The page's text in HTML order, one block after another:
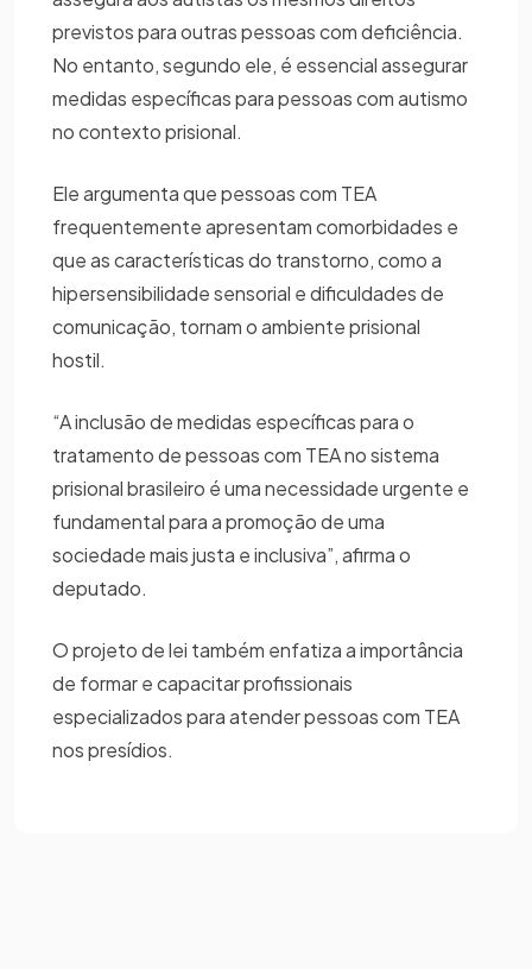
previstos para outras pessoas com deficiência.
No entanto, segundo ele, é essencial assegurar
medidas específicas para pessoas com autismo
no contexto prisional.
Ele argumenta que pessoas com TEA
frequentemente apresentam comorbidades e
que as características do transtorno, como a
hipersensibilidade sensorial e dificuldades de
comunicação, tornam o ambiente prisional
hostil.
“A inclusão de medidas específicas para o
tratamento de pessoas com TEA no sistema
prisional brasileiro é uma necessidade urgente e
fundamental para a promoção de uma
sociedade mais justa e inclusiva”, afirma o
deputado.
O projeto de lei também enfatiza a importância
de formar e capacitar profissionais
especializados para atender pessoas com TEA
nos presídios.